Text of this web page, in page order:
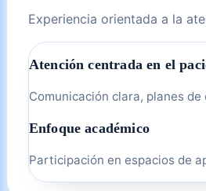
Experiencia orientada a la
Atención centrada en el
Comunicación clara, planes
Enfoque académico
Participación en espacios de